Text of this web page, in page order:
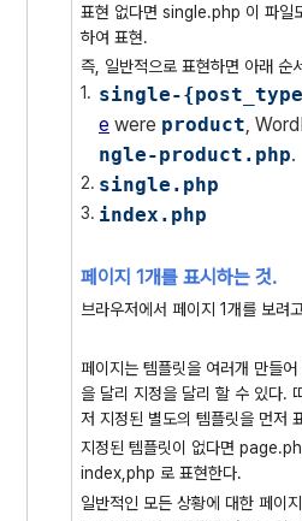
표현 없다면 single.php 이 파일
하여 표현.
즉, 일반적으로 표현하면 아래 순
single-
e were product,
ngle-product.php.
single.php
index.php
페이지 1개를 표시하는 것.
브라우저에서 페이지 1개를 보려
페이지는 템플릿을 여러개 만들
을 달리 지정을 달리 할 수 있다.
저 지정된 별도의 템플릿을 먼저
지정된 템플릿이 없다면
index,php 로 표현한다.
일반적인 모든 상황에 대한 페이